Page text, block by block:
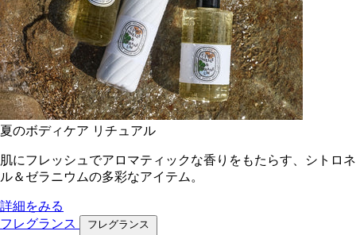
夏のボディケア リチュアル
肌にフレッシュでアロマティックな香りをもたらす、シトロネ
ル＆ゼラニウムの多彩なアイテム。
詳細をみる
フレグランス
フレグランス